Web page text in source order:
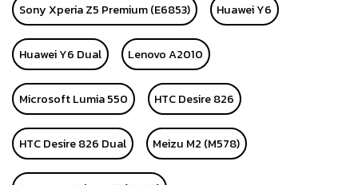
Sony Xperia Z5 Premium (E6853) Huawei Y6
Huawei Y6 Dual Lenovo A2010
Microsoft Lumia 550 HTC Desire 826
HTC Desire 826 Dual Meizu M2 (M578)